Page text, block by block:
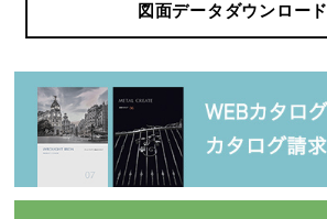
図面データダウンロード